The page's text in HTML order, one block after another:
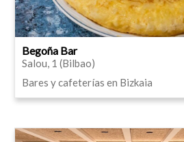
Begoña Bar
Salou, 1 (Bilbao)
Bares y cafeterías en Bizkaia